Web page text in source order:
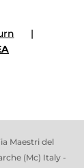
|
Maestri del
(Mc) Italy -